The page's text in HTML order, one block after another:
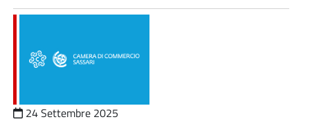
24 Settembre 2025